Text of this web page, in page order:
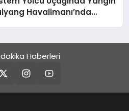
Havalimanı’nda
Haberleri